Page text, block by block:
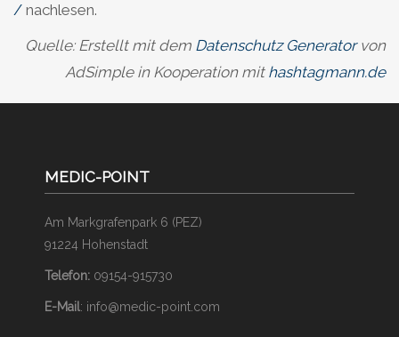
/ nachlesen.
Quelle: Erstellt mit dem Datenschutz Generatorvon
AdSimple in Kooperation mit hashtagmann.de
MEDIC-POINT
Am Markgrafenpark 6 (PEZ)
91224 Hohenstadt
Telefon: 09154-915730
E-Mail: info@medic-point.com